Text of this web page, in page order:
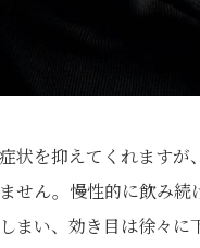
状を抑えてくれますが
せん。慢性的に飲み続
まい、効き目は徐々に